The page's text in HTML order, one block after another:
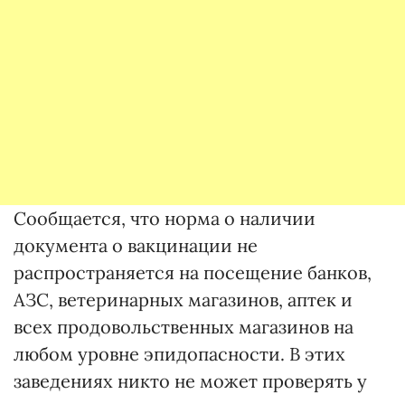
Сообщается, что норма о наличии
документа о вакцинации не
распространяется на посещение банков,
АЗС, ветеринарных магазинов, аптек и
всех продовольственных магазинов на
любом уровне эпидопасности. В этих
заведениях никто не может проверять у